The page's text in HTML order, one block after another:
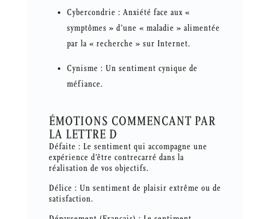
Cybercondrie : Anxiété face aux «
symptômes » d’une « maladie » alimentée
par la « recherche » sur Internet.
Cynisme : Un sentiment cynique de
méfiance.
ÉMOTIONS COMMENCANT PAR
LA LETTRE D
Défaite : Le sentiment qui accompagne une
expérience d’être contrecarré dans la
réalisation de vos objectifs.
Délice : Un sentiment de plaisir extrême ou de
satisfaction.